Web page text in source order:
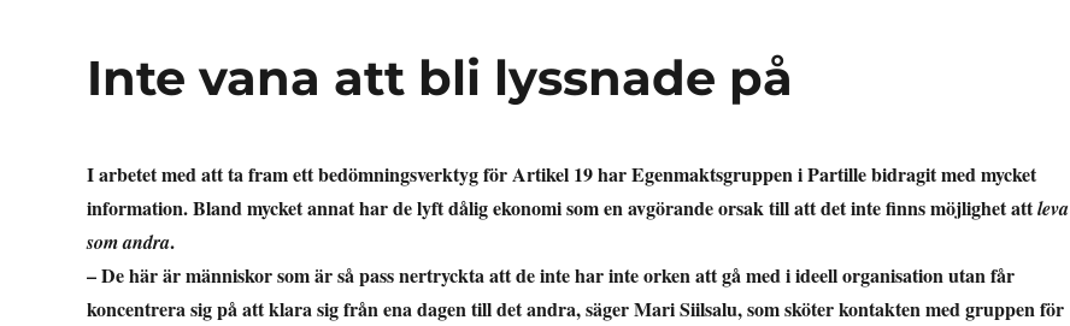
Inte vana att bli lyssnade på
I arbetet med att ta fram ett bedömningsverktyg för Artikel 19 har Egenmaktsgruppen i Partille bidragit med mycket
information. Bland mycket annat har de lyft dålig ekonomi som en avgörande orsak till att det inte finns möjlighet attleva
som andra.
– De här är människor som är så pass nertryckta att de inte har inte orken att gå med i ideell organisation utan får
koncentrera sig på att klara sig från ena dagen till det andra, säger Mari Siilsalu, som sköter kontakten med gruppen för